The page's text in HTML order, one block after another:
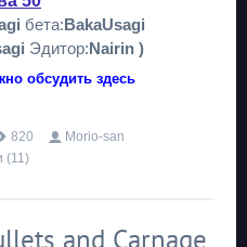
бета:BakaUsagi
Эдитор:Nairin )
обсудить здесь
820
Morio-san
(11)
and Carnage